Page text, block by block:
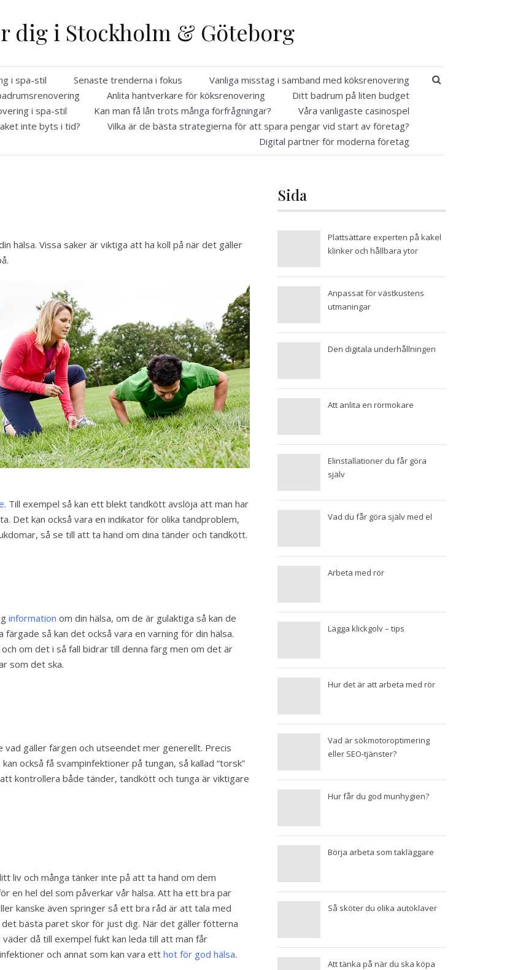
dig i Stockholm & Göteborg
i spa-stil Senaste trenderna i fokus
Vanliga misstag i samband med köksrenovering
Anlita hantverkare för köksrenovering
Ditt badrum på liten budget
i spa-stil Kan man få lån trots många förfrågningar?
Våra vanligaste casinospel
inte byts i tid?
Vilka är de bästa strategierna för att spara pengar vid start av företag?
Digital partner för moderna företag
hälsa. Vissa saker är viktiga att ha koll på när det gäller
. Till exempel så kan ett blekt tandkött avslöja att man har
Det kan också vara en indikator för olika tandproblem,
så se till att ta hand om dina tänder och tandkött.
information om din hälsa, om de är gulaktiga så kan de
så kan det också vara en varning för din hälsa.
om det i så fall bidrar till denna färg men om det är
som det ska.
vad gäller färgen och utseendet mer generellt. Precis
också få svampinfektioner på tungan, så kallad “torsk”
kontrollera både tänder, tandkött och tunga är viktigare
liv och många tänker inte på att ta hand om dem
en hel del som påverkar vår hälsa. Att ha ett bra par
kanske även springer så ett bra råd är att tala med
bästa paret skor för just dig. När det gäller fötterna
då till exempel fukt kan leda till att man får
och annat som kan vara ett hot för god hälsa.
Sida
Plattsättare experten på kakel
klinker och hållbara ytor
Anpassat för västkustens
utmaningar
Den digitala underhållningen
Att anlita en rörmokare
Elinstallationer du får göra
själv
Vad du får göra själv med el
Arbeta med rör
Lägga klickgolv – tips
Hur det är att arbeta med rör
Vad är sökmotoroptimering
eller SEO-tjänster?
Hur får du god munhygien?
Börja arbeta som takläggare
Så sköter du olika autoklaver
Att tänka på när du ska köpa